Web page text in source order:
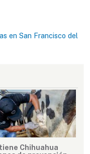
en San Francisco del
Chihuahua